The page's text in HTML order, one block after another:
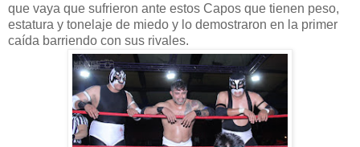
que vaya que sufrieron ante estos Capos que tienen peso,
estatura y tonelaje de miedo y lo demostraron en la primer
caída barriendo con sus rivales.